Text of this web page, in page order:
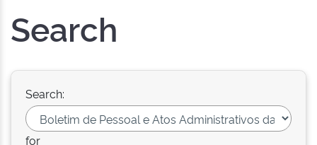
Search
Search:
for